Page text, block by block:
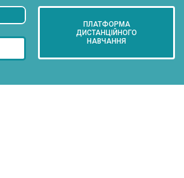
ПЛАТФОРМА
ДИСТАНЦІЙНОГО
НАВЧАННЯ